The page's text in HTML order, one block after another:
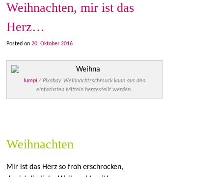
Weihnachten, mir ist das
Herz…
Posted on 20. Oktober 2016
lumpi/ Pixabay. Weihnachtsschmuck kann aus den
einfachsten Mitteln hergestellt werden.
Weihnachten
Mir ist das Herz so froh erschrocken,